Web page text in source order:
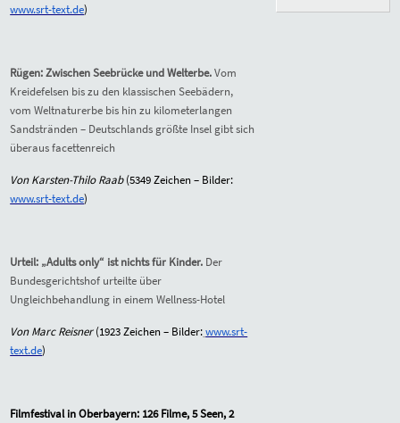
www.srt-text.de)
Rügen: Zwischen Seebrücke und Welterbe.Vom
Kreidefelsen bis zu den klassischen Seebädern,
vom Weltnaturerbe bis hin zu kilometerlangen
Sandstränden – Deutschlands größte Insel gibt sich
überaus facettenreich
Von Karsten-Thilo Raab (5349Zeichen – Bilder:
www.srt-text.de)
Urteil: „Adults only“ ist nichts für Kinder. Der
Bundesgerichtshof urteilte über
Ungleichbehandlung in einem Wellness-Hotel
Von Marc Reisner(1923Zeichen – Bilder:www.srt-
text.de)
Filmfestival in Oberbayern: 126 Filme, 5 Seen, 2